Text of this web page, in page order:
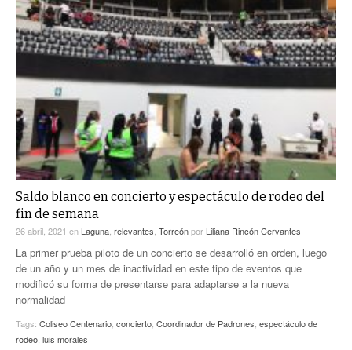
Saldo blanco en concierto y espectáculo de rodeo del
fin de semana
26 abril, 2021 en Laguna relevantes Torreónpor Liliana Rincón Cervantes
La primer prueba piloto de un concierto se desarrolló en orden, luego
de un año y un mes de inactividad en este tipo de eventos que
modificó su forma de presentarse para adaptarse a la nueva
normalidad
Tags: Coliseo Centenario concierto Coordinador de Padrones espectáculo de
rodeo luis morales